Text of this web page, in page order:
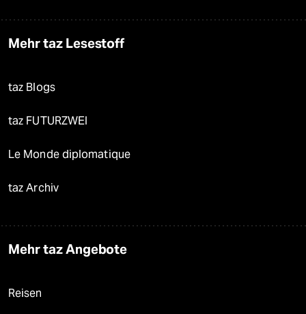
Mehr taz Lesestoff
taz Blogs
taz FUTURZWEI
Le Monde diplomatique
taz Archiv
Mehr taz Angebote
Reisen